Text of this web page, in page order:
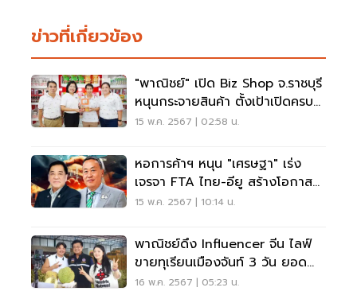
ข่าวที่เกี่ยวข้อง
"พาณิชย์" เปิด Biz Shop จ.ราชบุรี
หนุนกระจายสินค้า ตั้งเป้าเปิดครบ
77 จังหวัด
15 พ.ค. 2567 | 02:58 น.
หอการค้าฯ หนุน "เศรษฐา" เร่ง
เจรจา FTA ไทย-อียู สร้างโอกาส
ทางการค้า-การลงทุน
15 พ.ค. 2567 | 10:14 น.
พาณิชย์ดึง Influencer จีน ไลฟ์
ขายทุเรียนเมืองจันท์ 3 วัน ยอด
ทะลุ 100 ล้าน
16 พ.ค. 2567 | 05:23 น.